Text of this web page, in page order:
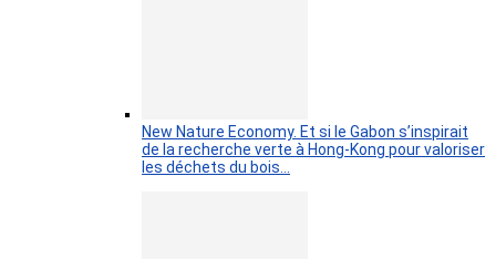
New Nature Economy. Et si le Gabon s’inspirait
de la recherche verte à Hong-Kong pour valoriser
les déchets du bois…